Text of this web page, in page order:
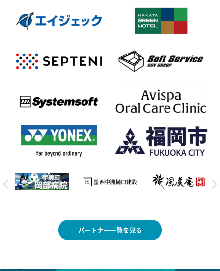
パートナー一覧を見る